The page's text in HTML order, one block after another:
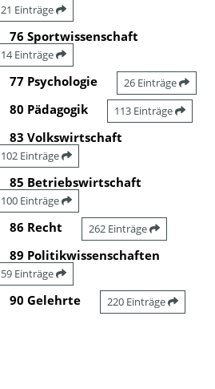
21 Einträge
76 Sportwissenschaft
14 Einträge
77 Psychologie 26 Einträge
80 Pädagogik 113 Einträge
83 Volkswirtschaft
102 Einträge
85 Betriebswirtschaft
100 Einträge
86 Recht 262 Einträge
89 Politikwissenschaften
59 Einträge
90 Gelehrte 220 Einträge